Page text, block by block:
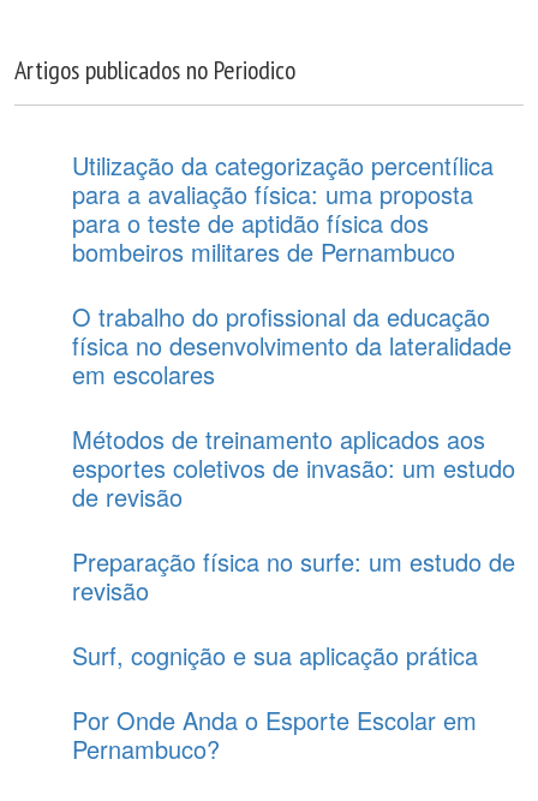
Artigos publicados no Periodico
Utilização da categorização percentílica
para a avaliação física: uma proposta
para o teste de aptidão física dos
bombeiros militares de Pernambuco
O trabalho do profissional da educação
física no desenvolvimento da lateralidade
em escolares
Métodos de treinamento aplicados aos
esportes coletivos de invasão: um estudo
de revisão
Preparação física no surfe: um estudo de
revisão
Surf, cognição e sua aplicação prática
Por Onde Anda o Esporte Escolar em
Pernambuco?